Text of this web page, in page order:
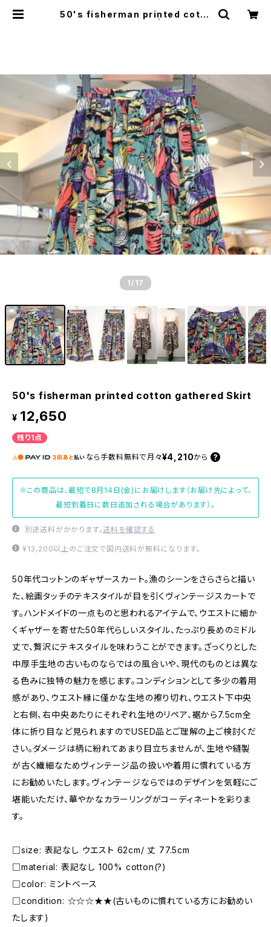
50's fisherman printed cotto
1 /17
50's fisherman printed cotton gathered Skirt
¥ 12,650
残り1点
なら 手数料無料で 月々¥4,210から
※この商品は、最短で8月14日(金)にお届けします（お届け先によって、
最短到着日に数日追加される場合があります）。
別途送料がかかります。送料を確認する
¥13,200以上のご注文で国内送料が無料になります。
50年代コットンのギャザースカート。漁のシーンをさらさらと描い
た、絵画タッチのテキスタイルが目を引くヴィンテージスカートで
す。ハンドメイドの一点ものと思われるアイテムで、ウエストに細か
くギャザーを寄せた50年代らしいスタイル、たっぷり長めのミドル
丈で、贅沢にテキスタイルを味わうことができます。ざっくりとした
中厚手生地の古いものならではの風合いや、現代のものとは異な
る色みに独特の魅力を感じます。コンディションとして多少の着用
感があり、ウエスト縁に僅かな生地の擦り切れ、ウエスト下中央
と右側、右中央あたりにそれぞれ生地のリペア、裾から7.5cm全
体に折り目など見られますのでUSED品とご理解の上ご検討くだ
さい。ダメージは柄に紛れてあまり目立ちませんが、生地や縫製
が古く繊細なためヴィンテージ品の扱いや着用に慣れている方
にお勧めいたします。ヴィンテージならではのデザインを気軽にご
堪能いただけ、華やかなカラーリングがコーディネートを彩りま
す。
□size: 表記なし ウエスト 62cm/ 丈 77.5cm
□material: 表記なし 100% cotton(?)
□color: ミントベース
□condition: ☆☆☆★★(古いものに慣れている方にお勧めい
たします)